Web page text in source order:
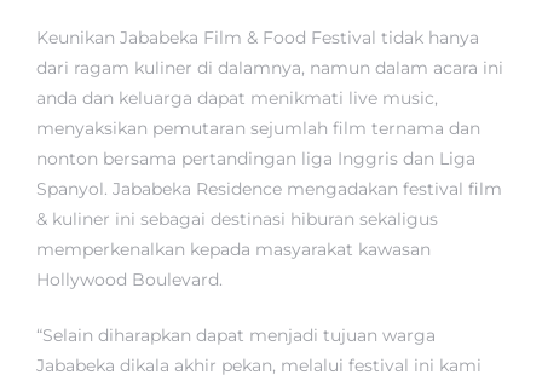
Keunikan Jababeka Film & Food Festival tidak hanya
dari ragam kuliner di dalamnya, namun dalam acara ini
anda dan keluarga dapat menikmati live music,
menyaksikan pemutaran sejumlah film ternama dan
nonton bersama pertandingan liga Inggris dan Liga
Spanyol. Jababeka Residence mengadakan festival film
& kuliner ini sebagai destinasi hiburan sekaligus
memperkenalkan kepada masyarakat kawasan
Hollywood Boulevard.
“Selain diharapkan dapat menjadi tujuan warga
Jababeka dikala akhir pekan, melalui festival ini kami